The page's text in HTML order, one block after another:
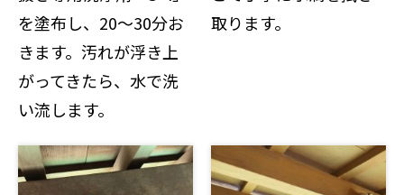
を塗布し、20～30分お
きます。汚れが浮き上
がってきたら、水で洗
い流します。
取ります。